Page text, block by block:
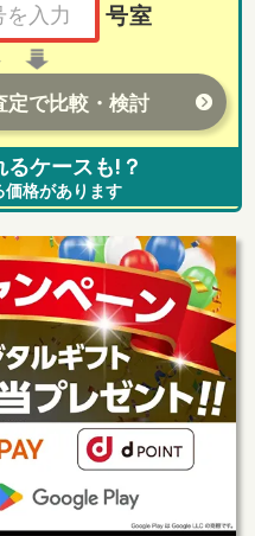
号室
定で比較・検討
ケースも!？
価格があります